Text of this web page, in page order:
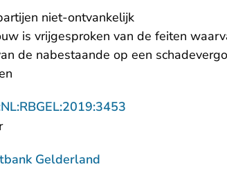
niet-ontvankelijk
is vrijgesproken van de feiten
de nabestaande op een
Gelderland